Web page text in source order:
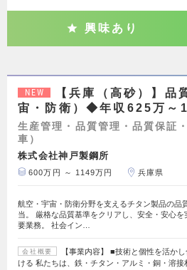
興味あり
NEW
【兵庫（高砂）】品
宙・防衛）◆年収625万～
生産管理・品質管理・品質保証
車）
株式会社神戸製鋼所
600万円 ～ 1149万円 兵庫県
航空・宇宙・防衛分野を支えるチタン製品の品
当。 厳格な品質基準をクリアし、安全・安心を
要業務。 社会イン…
会社概要
【事業内容】 ■技術と個性を活か
ける 私たちは、鉄・チタン・アルミ・銅・溶接